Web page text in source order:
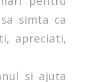
simta ca
apreciati,
si ajuta